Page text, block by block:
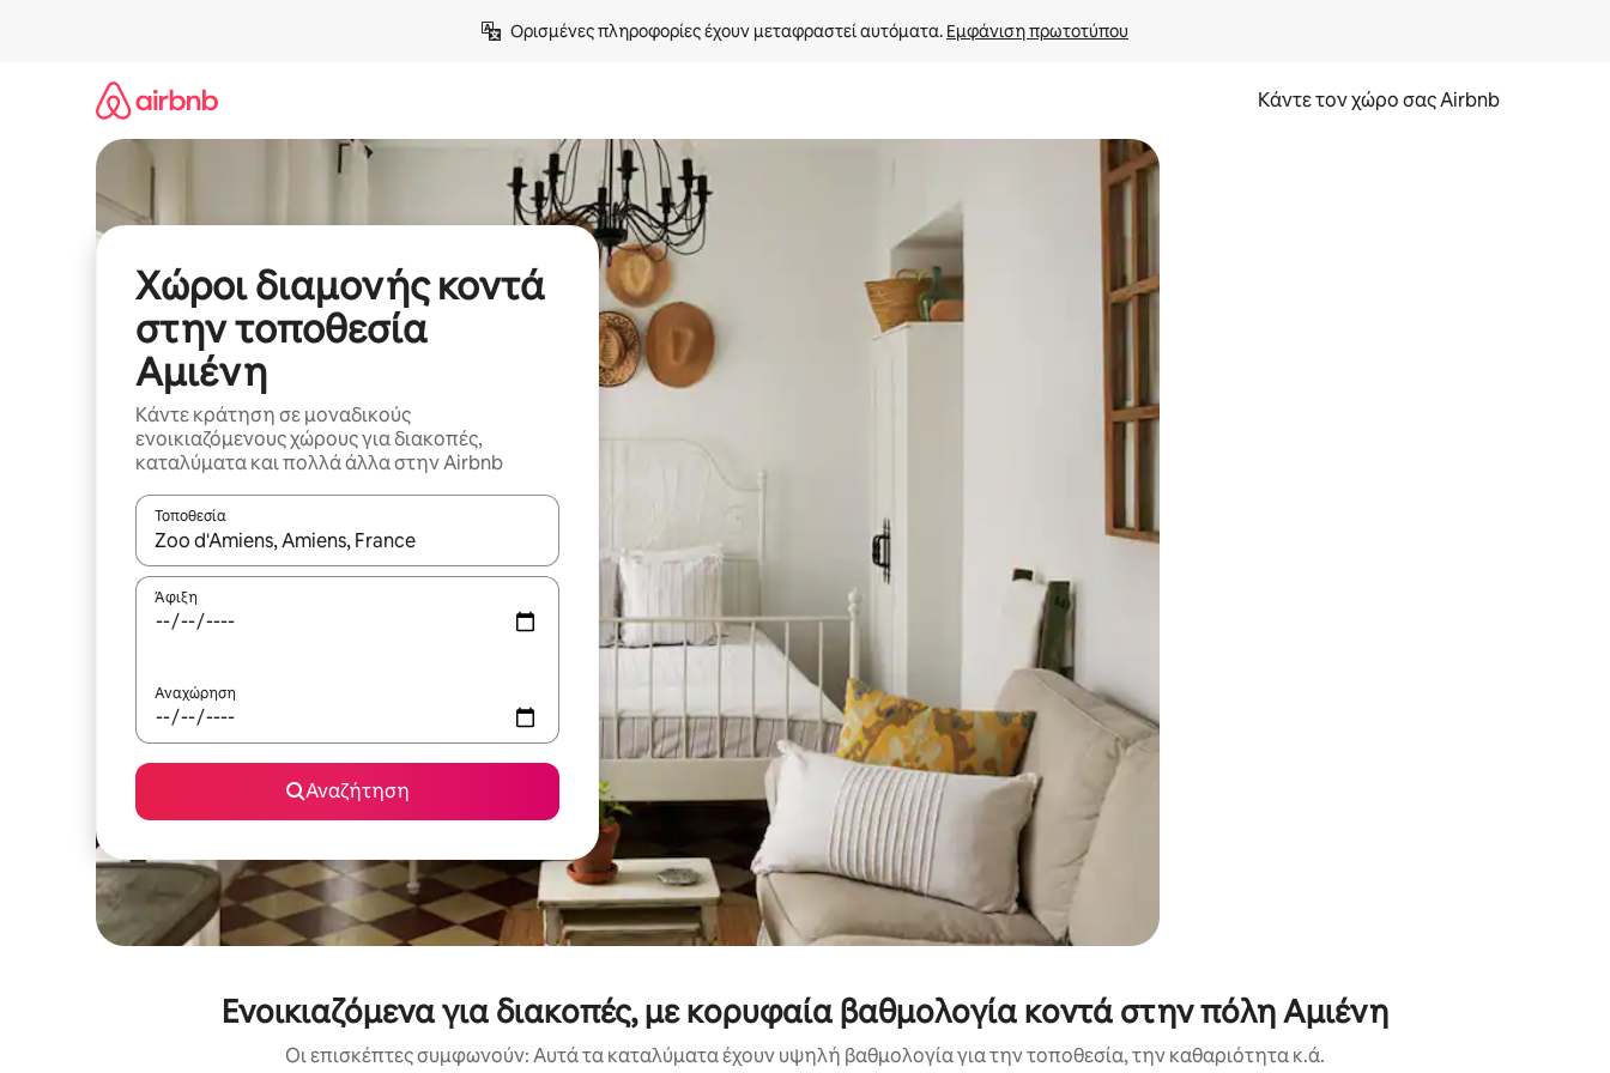
Ορισμένες πληροφορίες έχουν μεταφραστεί αυτόματα. Εμφάνιση πρωτοτύπου
Κάντε τον χώρο σας Airbnb
Χώροι διαμονής κοντά
στην τοποθεσία
Αμιένη
Κάντε κράτηση σε μοναδικούς
ενοικιαζόμενους χώρους για διακοπές,
καταλύματα και πολλά άλλα στην Airbnb
Τοποθεσία
Όταν τα αποτελέσματα είναι διαθέσιμα, μπορείτε να πλοηγηθείτε στη σελίδα με τα κουμπιά πάνω και κάτω βέλους, να την εξερευνήσετε με την αφή ή να τη σύρετε με τα δάχτυλα.
Άφιξη
Αναχώρηση
Αναζήτηση
Ενοικιαζόμενα για διακοπές, με κορυφαία βαθμολογία κοντά στην πόλη Αμιένη
Οι επισκέπτες συμφωνούν: Αυτά τα καταλύματα έχουν υψηλή βαθμολογία για την τοποθεσία, την καθαριότητα κ.ά.